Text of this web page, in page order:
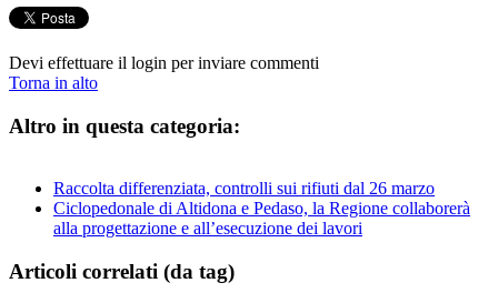
Devi effettuare il login per inviare commenti
Torna in alto
Altro in questa categoria:
Raccolta differenziata, controlli sui rifiuti dal 26 marzo
Ciclopedonale di Altidona e Pedaso, la Regione collaborerà
alla progettazione e all’esecuzione dei lavori
Articoli correlati (da tag)